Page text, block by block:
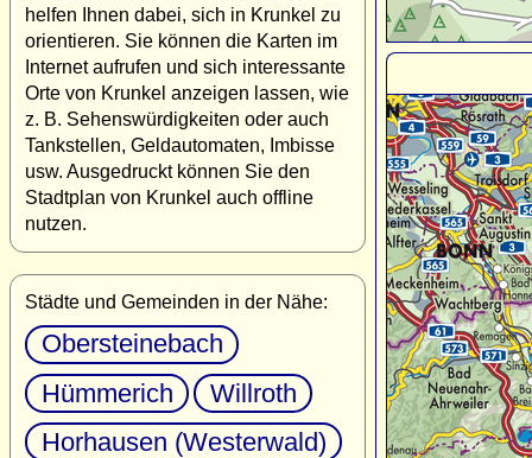
helfen Ihnen dabei, sich in Krunkel zu
orientieren. Sie können die Karten im
Internet aufrufen und sich interessante
Orte von Krunkel anzeigen lassen, wie
z. B. Sehenswürdigkeiten oder auch
Tankstellen, Geldautomaten, Imbisse
usw. Ausgedruckt können Sie den
Stadtplan von Krunkel auch offline
nutzen.
Städte und Gemeinden in der Nähe:
Obersteinebach
Hümmerich
Willroth
Horhausen (Westerwald)